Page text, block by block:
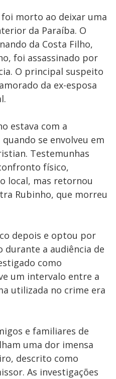
morto ao deixar uma
da Paraíba. O
da Costa Filho,
foi assassinado por
O principal suspeito
da ex-esposa
estava com a
se envolveu em
Testemunhas
físico,
local, mas retornou
Rubinho, que morreu
depois e optou por
durante a audiência de
como
um intervalo entre a
utilizada no crime era
e familiares de
uma dor imensa
descrito como
As investigações